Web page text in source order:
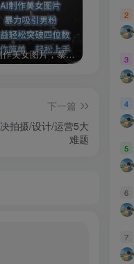
AI制作美女图片，暴力吸引男粉，收益轻松突破四位数，操作简单 上手难度低
下一篇
拍摄/设计/运营5大
难题
2
3
4
5
6
7